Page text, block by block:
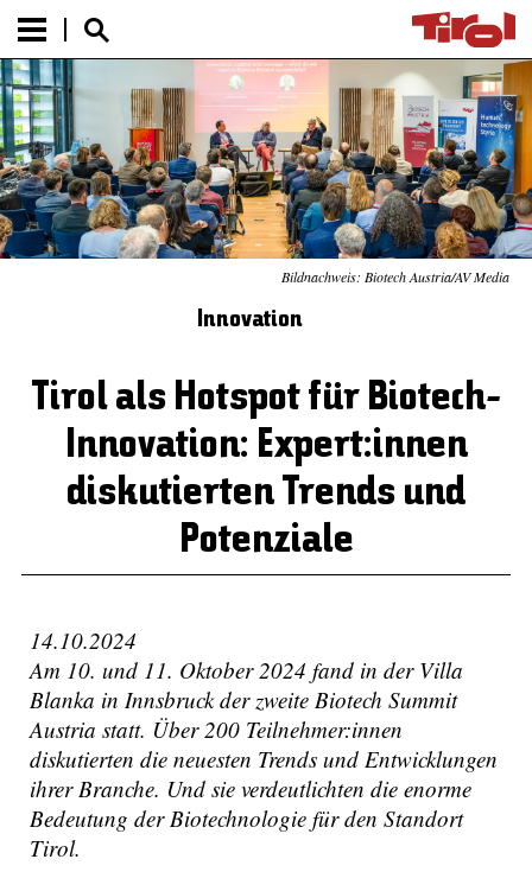
Bildnachweis: Biotech Austria/AV Media
Innovation
Tirol als Hotspot für Biotech-
Innovation: Expert:innen
diskutierten Trends und
Potenziale
14.10.2024
Am 10. und 11. Oktober 2024 fand in der Villa
Blanka in Innsbruck der zweite Biotech Summit
Austria statt. Über 200 Teilnehmer:innen
diskutierten die neuesten Trends und Entwicklungen
ihrer Branche. Und sie verdeutlichten die enorme
Bedeutung der Biotechnologie für den Standort
Tirol.